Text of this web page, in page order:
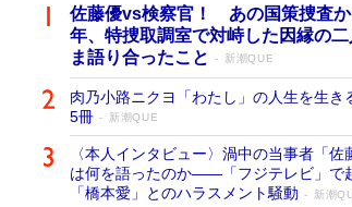
佐藤優vs検察官！ あの国策捜査
年、特捜取調室で対峙した因縁の
ま語り合ったこと
新潮QUE
肉乃小路ニクヨ「わたし」の人生を生き
5冊
新潮QUE
〈本人インタビュー〉渦中の当事者「佐
は何を語ったのか――「フジテレビ」で
「橋本愛」とのハラスメント騒動
新潮